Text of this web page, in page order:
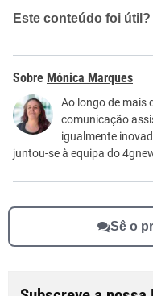
Este conteúdo foi útil?
Este conteúdo contém
Este conteúdo não
Outro
Mónica Marques
Ao longo de mais
comunicação
igualmente
juntou-se à equipa do
Sê o